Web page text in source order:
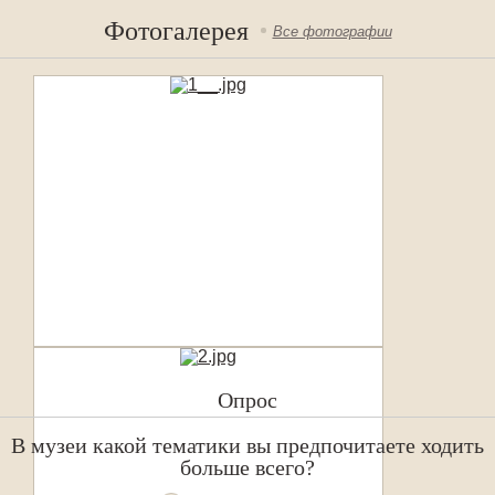
Фотогалерея Все фотографии
Опрос
В музеи какой тематики вы предпочитаете ходить
больше всего?